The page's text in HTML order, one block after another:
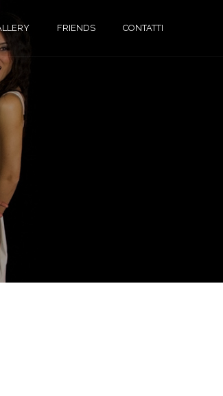
FRIENDS CONTATTI